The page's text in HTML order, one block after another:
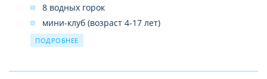
8 водных горок
мини-клуб (возраст 4-17 лет)
услуги няни (платно, по запросу)
няня (платно)
ПОДРОБНЕЕ